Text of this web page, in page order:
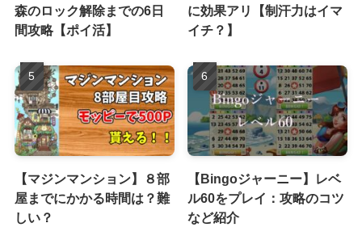
森のロック解除までの6日
間攻略【ポイ活】
に効果アリ【制汗力はイマ
イチ？】
【マジンマンション】８部
屋までにかかる時間は？難
しい？
【Bingoジャーニー】レベ
ル60をプレイ：攻略のコツ
など紹介